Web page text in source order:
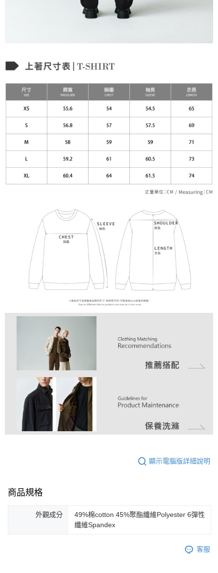
顯示電腦版詳細說明
商品規格
外觀成分
49%棉cotton 45%聚酯纖維Polyester 6彈性
纖維Spandex
客服